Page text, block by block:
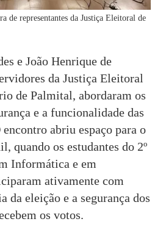
de representantes da Justiça Eleitoral de
e João Henrique de
da Justiça Eleitoral
de Palmital, abordaram os
e a funcionalidade das
abriu espaço para o
quando os estudantes do 2º
Informática e em
ativamente com
da eleição e a segurança dos
os votos.